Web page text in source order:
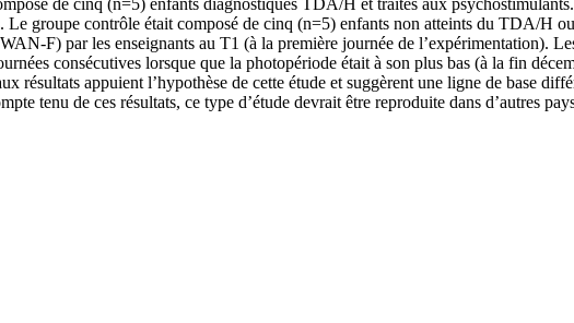
groupe contrôle était composé de cinq (n=5) enfants non atteints du TDA/H
F) par les enseignants au T1 (à la première journée de l’expérimentation).
consécutives lorsque que la photopériode était à son plus bas (à la fin
résultats appuient l’hypothèse de cette étude et suggèrent une ligne de base
tenu de ces résultats, ce type d’étude devrait être reproduite dans d’autres